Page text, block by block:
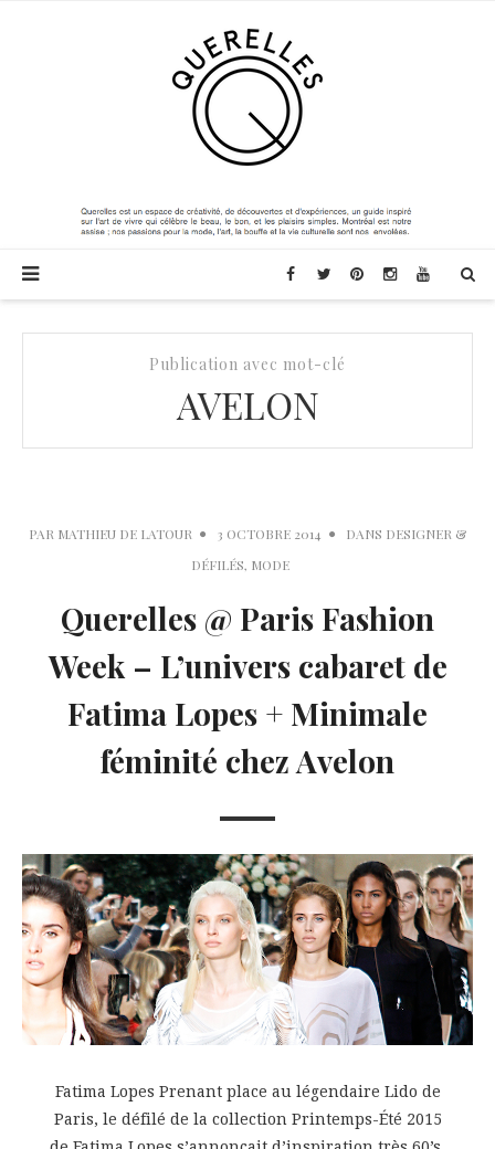
Publication avec mot-clé
AVELON
PAR MATHIEU DE LATOUR 3 OCTOBRE 2014 DANS DESIGNER &
DÉFILÉS, MODE
Querelles @ Paris Fashion
Week – L’univers cabaret de
Fatima Lopes + Minimale
féminité chez Avelon
Fatima Lopes Prenant place au légendaire Lido de
Paris, le défilé de la collection Printemps-Été 2015